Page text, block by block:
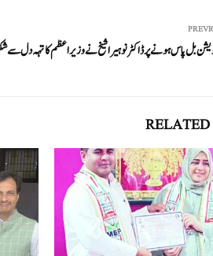
بل پاس ہونے پر ڈاکٹر نوہیرا شیخ نے وزیر اعظم کا تہہ دل سے
RELATED